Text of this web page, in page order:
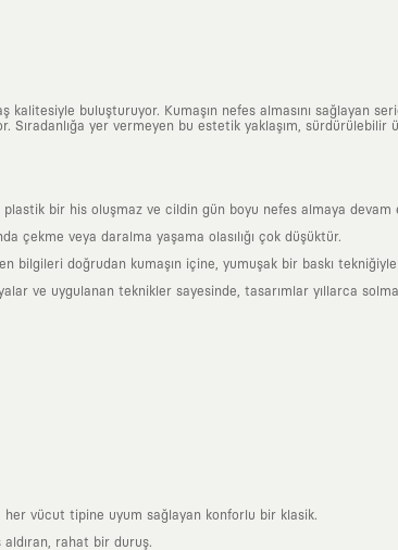
kalitesiyle buluşturuyor. Kumaşın nefes almasını sağlayan
yer vermeyen bu estetik yaklaşım, sürdürülebilir
plastik bir his oluşmaz ve cildin gün boyu nefes almaya devam
çekme veya daralma yaşama olasılığı çok düşüktür.
bilgileri doğrudan kumaşın içine, yumuşak bir baskı tekniğiyle
ve uygulanan teknikler sayesinde, tasarımlar yıllarca
vücut tipine uyum sağlayan konforlu bir klasik.
rahat bir duruş.